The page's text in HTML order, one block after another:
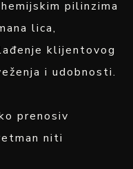
pilinzima
lica,
klijentovog
i udobnosti.
prenosiv
niti